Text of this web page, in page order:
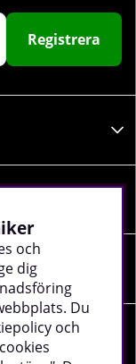
Registrera
och
dig
Du
och